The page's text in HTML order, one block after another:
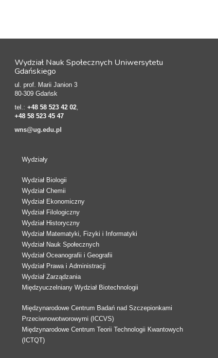
Wydział Nauk Społecznych Uniwersytetu
Gdańskiego
ul. prof. Marii Janion 3
80-309 Gdańsk
tel.: +48 58 523 42 02,
+48 58 523 45 47
wns@ug.edu.pl
Wydziały
Wydział Biologii
Wydział Chemii
Wydział Ekonomiczny
Wydział Filologiczny
Wydział Historyczny
Wydział Matematyki, Fizyki i Informatyki
Wydział Nauk Społecznych
Wydział Oceanografii i Geografii
Wydział Prawa i Administracji
Wydział Zarządzania
Międzyuczelniany Wydział Biotechnologii
Międzynarodowe Centrum Badań nad Szczepionkami
Przeciwnowotworowymi (ICCVS)
Międzynarodowe Centrum Teorii Technologii Kwantowych
(ICTQT)